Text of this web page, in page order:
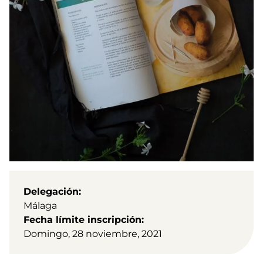
Delegación
Málaga
Fecha límite inscripción
Domingo, 28 noviembre, 2021